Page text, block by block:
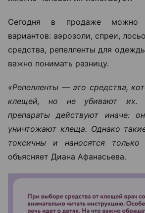
Сегодня в продаже можно
вариантов: аэрозоли, спреи,
средства, репелленты для
важно понимать разницу.
«Репелленты — это средства,
клещей, но не убивают их.
препараты действуют иначе:
уничтожают клеща. Однако
токсичны и наносятся
объясняет Диана Афанасьева.